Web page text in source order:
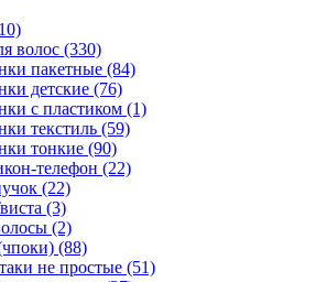
волос (330)
пакетные (84)
детские (76)
с пластиком (1)
текстиль (59)
тонкие (90)
телефон (22)
(22)
(3)
(2)
(88)
не простые (51)